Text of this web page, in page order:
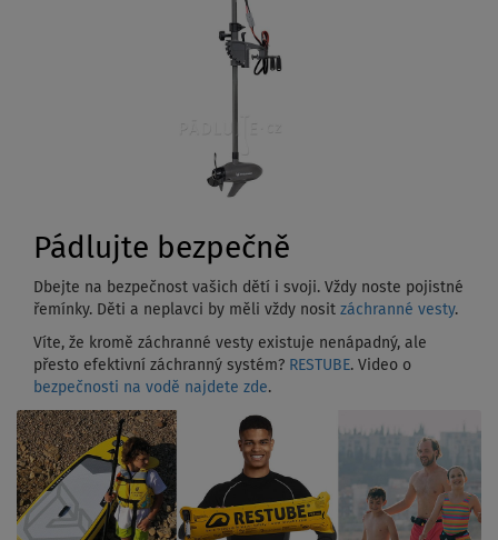
Pádlujte bezpečně
Dbejte na bezpečnost vašich dětí i svoji. Vždy noste pojistné
řemínky. Děti a neplavci by měli vždy nosit záchranné vesty.
Víte, že kromě záchranné vesty existuje nenápadný, ale
přesto efektivní záchranný systém? RESTUBE. Video o
bezpečnosti na vodě najdete zde.